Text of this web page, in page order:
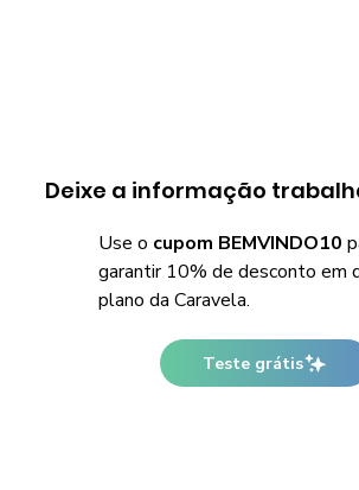
Deixe a informação
Use o cupom BEMVINDO10
garantir 10% de desconto em
plano da Caravela.
Teste grátis